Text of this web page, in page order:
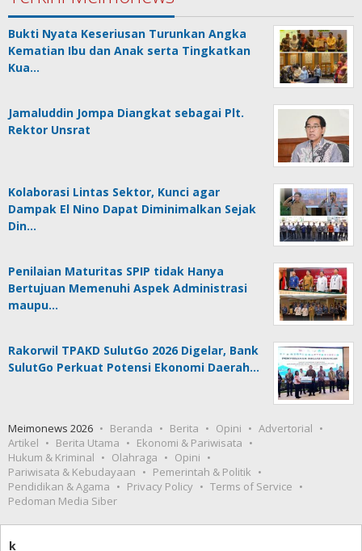
Bukti Nyata Keseriusan Turunkan Angka
Kematian Ibu dan Anak serta Tingkatkan
Kua…
Jamaluddin Jompa Diangkat sebagai Plt.
Rektor Unsrat
Kolaborasi Lintas Sektor, Kunci agar
Dampak El Nino Dapat Diminimalkan Sejak
Din…
Penilaian Maturitas SPIP tidak Hanya
Bertujuan Memenuhi Aspek Administrasi
maupu…
Rakorwil TPAKD SulutGo 2026 Digelar, Bank
SulutGo Perkuat Potensi Ekonomi Daerah…
Meimonews 2026 Beranda Berita Opini
Advertorial
Artikel
Berita Utama
Ekonomi & Pariwisata
Hukum & Kriminal
Olahraga
Opini
Pariwisata & Kebudayaan
Pemerintah & Politik
Pendidikan & Agama
Privacy Policy
Terms of Service
Pedoman Media Siber
k